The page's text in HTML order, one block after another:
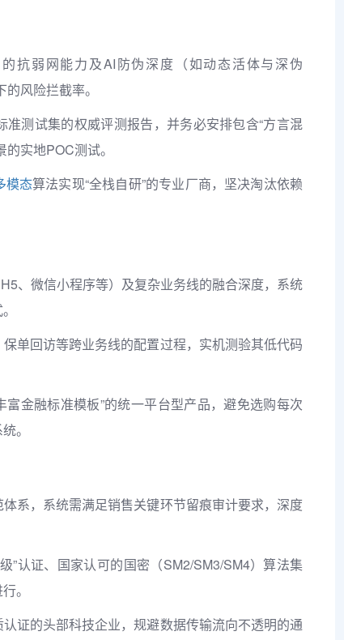
抗弱网能力及AI防伪深度（如动态活体与深伪
风险拦截率。
测试集的权威评测报告，并务必安排包含“方言混
实地POC测试。
模态算法实现“全栈自研”的专业厂商，坚决淘汰依赖
、微信小程序等）及复杂业务线的融合深度，系统
单回访等跨业务线的配置过程，实机测验其低代码
金融标准模板”的统一平台型产品，避免选购每次
。
系，系统需满足销售关键环节留痕审计要求，深度
”认证、国家认可的国密（SM2/SM3/SM4）算法集
。
证的头部科技企业，规避数据传输流向不透明的通